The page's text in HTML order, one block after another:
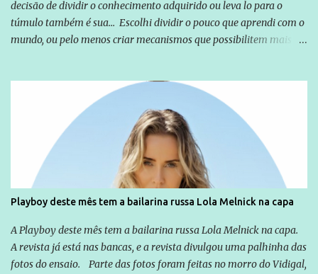
decisão de dividir o conhecimento adquirido ou leva lo para o
túmulo também é sua... Escolhi dividir o pouco que aprendi com o
mundo, ou pelo menos criar mecanismos que possibilitem mais e
empreendedor da comunicação, que além de informação
cotidiana, corriqueira e cada vez mais preocupantes, do tipo que
você já esta acostumado a ver neste espaço, vou trabalhar a ideia
que possibilite distribuir não só informações, mas que gere de
forma consistente a riqueza do conhecimento... Exemplo: o
cidadão brasileiro não precisa só ser informado sobre operações
da Lava Jato, Reformas que podem retirar ou não direitos, ou
quem vai ser preso ou não; é preciso levar até as pessoas, do mais
simples ao mais burguês, o que diz a nossa Constituição, quais são
seus direitos e deveres em ...
Playboy deste mês tem a bailarina russa Lola Melnick na capa
A Playboy deste mês tem a bailarina russa Lola Melnick na capa.
A revista já está nas bancas, e a revista divulgou uma palhinha das
fotos do ensaio. Parte das fotos foram feitas no morro do Vidigal,